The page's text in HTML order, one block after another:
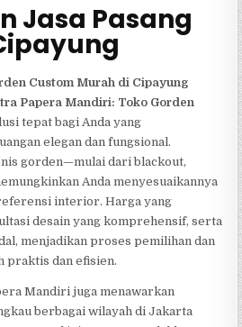
Jasa Pasang
Custom Murah di Cipayung
Papera Mandiri: Toko Gorden
tepat bagi Anda yang
elegan dan fungsional.
gorden—mulai dari blackout,
Anda menyesuaikannya
interior. Harga yang
desain yang komprehensif, serta
menjadikan proses pemilihan dan
praktis dan efisien.
Mandiri juga menawarkan
berbagai wilayah di Jakarta